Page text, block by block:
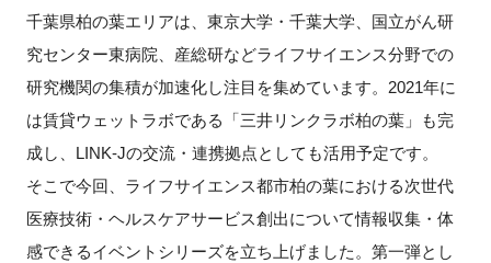
施設・アクセス
千葉県柏の葉エリアは、東京大学・千葉大学、国立がん研
究センター東病院、産総研などライフサイエンス分野での
研究機関の集積が加速化し注目を集めています。2021年に
は賃貸ウェットラボである「三井リンクラボ柏の葉」も完
成し、LINK-Jの交流・連携拠点としても活用予定です。
そこで今回、ライフサイエンス都市柏の葉における次世代
医療技術・ヘルスケアサービス創出について情報収集・体
感できるイベントシリーズを立ち上げました。第一弾とし